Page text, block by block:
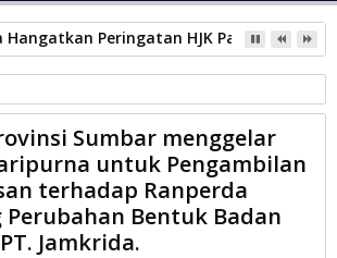
Hangatkan Peringatan HJK Padang ke-
menggelar rapat paripurna untuk
terhadap Ranperda tentang Perubahan
PT. Jamkrida.
Sumbar menggelar
untuk Pengambilan
terhadap Ranperda
Bentuk Badan
Jamkrida.